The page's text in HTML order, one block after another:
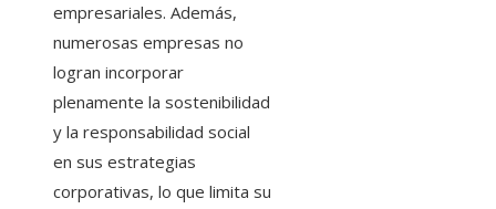
empresariales. Además,
numerosas empresas no
logran incorporar
plenamente la sostenibilidad
y la responsabilidad social
en sus estrategias
corporativas, lo que limita su